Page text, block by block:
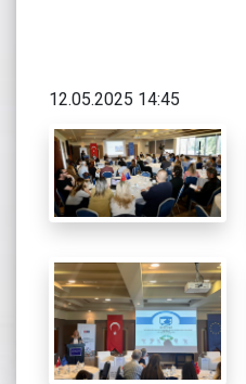
12.05.2025 14:45